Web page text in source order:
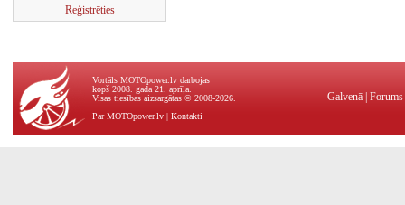
Reģistrēties
Vortāls MOTOpower.lv darbojas
kopš 2008. gada 21. aprīļa.
Visas tiesības aizsargātas © 2008-2026.
Par MOTOpower.lv | Kontakti
Galvenā Forums